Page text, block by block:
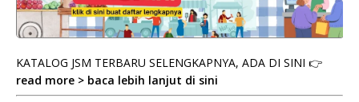
KATALOG JSM TERBARU SELENGKAPNYA, ADA DI SINI 👉
read more > baca lebih lanjut di sini